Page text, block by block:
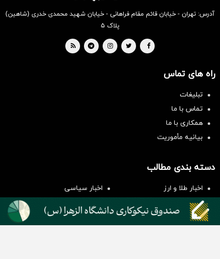
آدرس: تهران - خیابان قائم مقام فراهانی - خیابان شهید محمدی خدری (شاهین)
پلاک ۵
راه های تماس
تبلیغات
تماس با ما
همکاری با ما
بیانیه مأموریت
دسته بندی مطالب
اخبار طلا و ارز
اخبار سیاسی
اخبار بورس
اخبار خودرو
اخبار تکنولوژی